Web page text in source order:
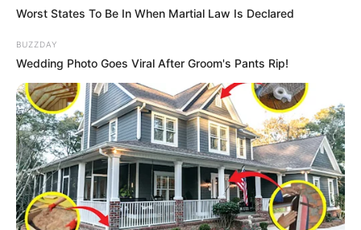
Worst States To Be In When Martial Law Is Declared
BUZZDAY
Wedding Photo Goes Viral After Groom's Pants Rip!